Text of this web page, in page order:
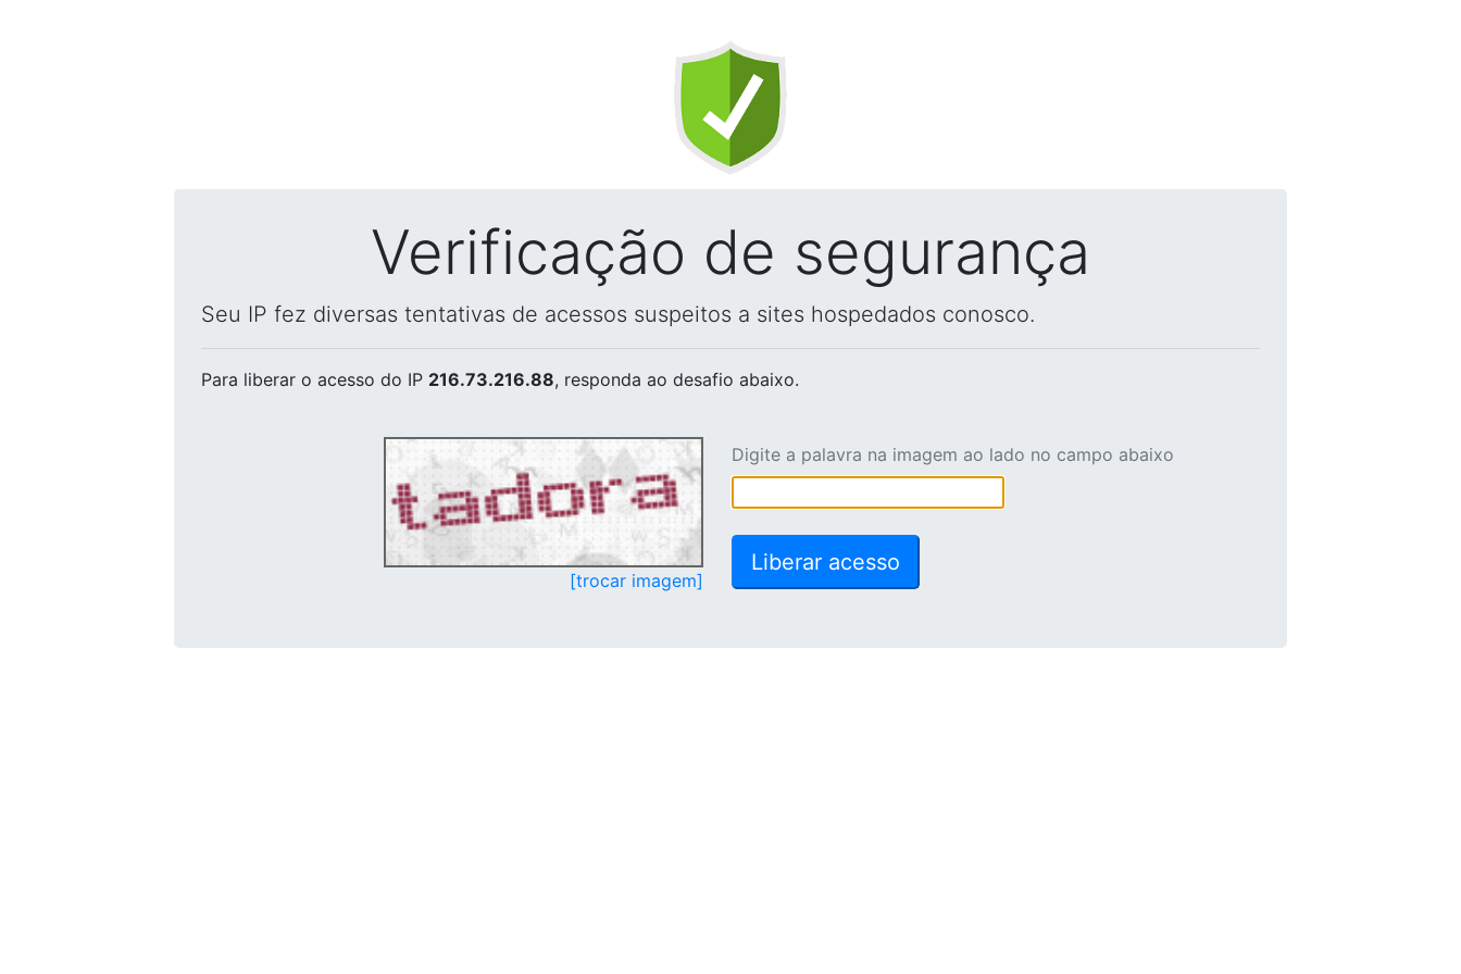
Verificação de segurança
Seu IP fez diversas tentativas de acessos suspeitos a sites hospedados conosco.
Para liberar o acesso do IP 216.73.216.88, responda ao desafio abaixo.
[trocar imagem]
Digite a palavra na imagem ao lado no campo abaixo